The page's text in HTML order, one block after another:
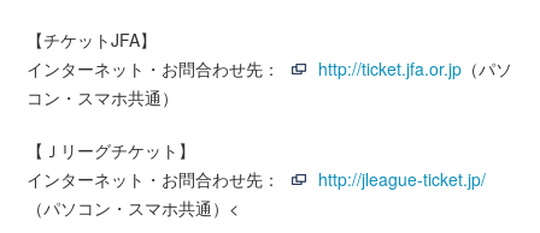
【チケットJFA】
インターネット・お問合わせ先：
http://ticket.jfa.or.jp （パソ
コン・スマホ共通）
【Ｊリーグチケット】
インターネット・お問合わせ先：
http://jleague-ticket.jp/
（パソコン・スマホ共通）<